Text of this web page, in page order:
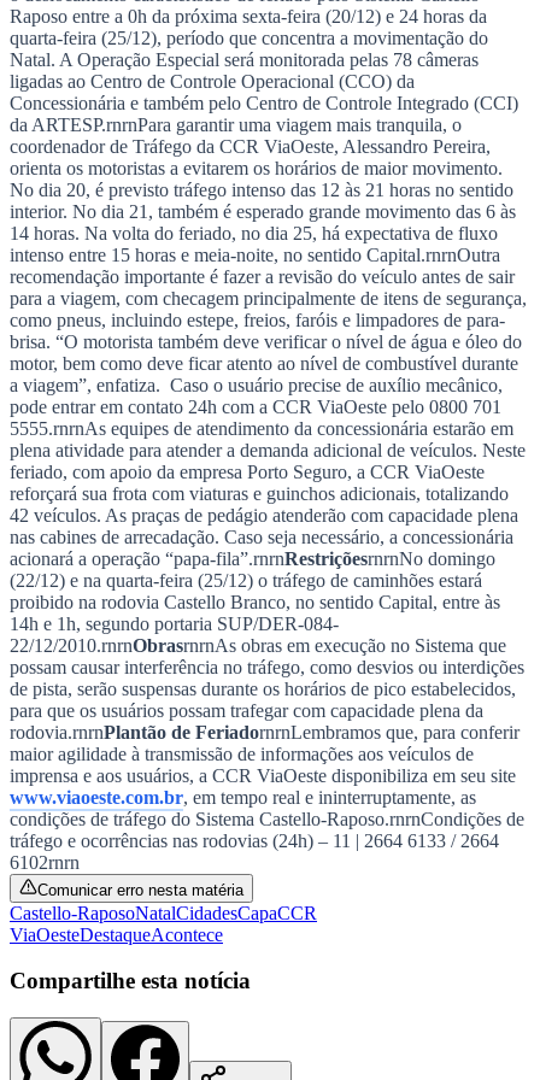
NBA
NFL
Fórmula 1
UFC
Tênis (ATP)
MLB
NHL
Atletismo
Vôlei
NBB
Competições de Futebol
Brasileirão Série A
Brasileirão Série B
Paulistão
Copa do Brasil
Libertadores
Sul-Americana
Copa América
Champions League
Premier League
La Liga
Bundesliga
Mundial 2026
Times - Ir direto
Raposo entre a 0h da próxima sexta-feira (20/12) e 24 horas da
quarta-feira (25/12), período que concentra a movimentação do
Natal. A Operação Especial será monitorada pelas 78 câmeras
ligadas ao Centro de Controle Operacional (CCO) da
Concessionária e também pelo Centro de Controle Integrado (CCI)
da ARTESP.rnrnPara garantir uma viagem mais tranquila, o
coordenador de Tráfego da CCR ViaOeste, Alessandro Pereira,
orienta os motoristas a evitarem os horários de maior movimento.
No dia 20, é previsto tráfego intenso das 12 às 21 horas no sentido
interior. No dia 21, também é esperado grande movimento das 6 às
14 horas. Na volta do feriado, no dia 25, há expectativa de fluxo
intenso entre 15 horas e meia-noite, no sentido Capital.rnrnOutra
recomendação importante é fazer a revisão do veículo antes de sair
para a viagem, com checagem principalmente de itens de segurança,
como pneus, incluindo estepe, freios, faróis e limpadores de para-
brisa. “O motorista também deve verificar o nível de água e óleo do
motor, bem como deve ficar atento ao nível de combustível durante
a viagem”, enfatiza. Caso o usuário precise de auxílio mecânico,
pode entrar em contato 24h com a CCR ViaOeste pelo 0800 701
5555.rnrnAs equipes de atendimento da concessionária estarão em
plena atividade para atender a demanda adicional de veículos. Neste
feriado, com apoio da empresa Porto Seguro, a CCR ViaOeste
reforçará sua frota com viaturas e guinchos adicionais, totalizando
42 veículos. As praças de pedágio atenderão com capacidade plena
nas cabines de arrecadação. Caso seja necessário, a concessionária
acionará a operação “papa-fila”.rnrnRestriçõesrnrnNo domingo
(22/12) e na quarta-feira (25/12) o tráfego de caminhões estará
proibido na rodovia Castello Branco, no sentido Capital, entre às
14h e 1h, segundo portaria SUP/DER-084-
22/12/2010.rnrnObrasrnrnAs obras em execução no Sistema que
possam causar interferência no tráfego, como desvios ou interdições
de pista, serão suspensas durante os horários de pico estabelecidos,
para que os usuários possam trafegar com capacidade plena da
rodovia.rnrnPlantão de FeriadornrnLembramos que, para conferir
maior agilidade à transmissão de informações aos veículos de
imprensa e aos usuários, a CCR ViaOeste disponibiliza em seu site
www.viaoeste.com.br, em tempo real e ininterruptamente, as
condições de tráfego do Sistema Castello-Raposo.rnrnCondições de
tráfego e ocorrências nas rodovias (24h) – 11 | 2664 6133 / 2664
6102rnrn
Comunicar erro nesta matéria
Castello-RaposoNatalCidadesCapaCCR
ViaOesteDestaqueAcontece
Compartilhe esta notícia